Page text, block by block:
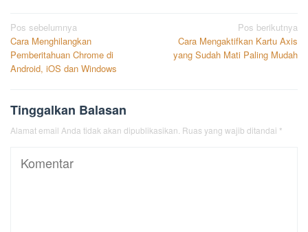
Navigasi
pos
Pos sebelumnya
Cara Menghilangkan
Pemberitahuan Chrome di
Android, iOS dan Windows
Pos berikutnya
Cara Mengaktifkan Kartu Axis
yang Sudah Mati Paling Mudah
Tinggalkan Balasan
Alamat email Anda tidak akan dipublikasikan. Ruas yang wajib ditandai *